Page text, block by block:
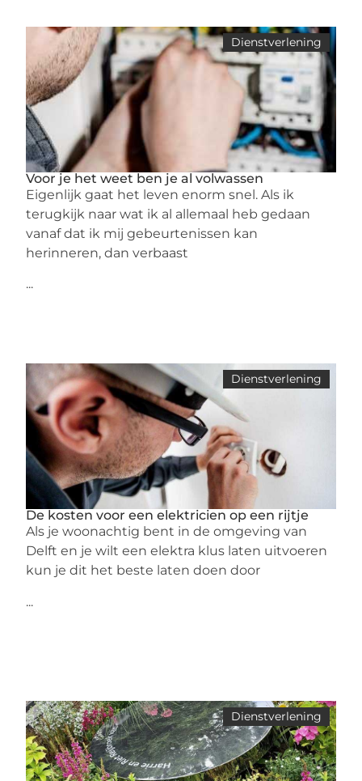
Dienstverlening
Voor je het weet ben je al volwassen
Eigenlijk gaat het leven enorm snel. Als ik
terugkijk naar wat ik al allemaal heb gedaan
vanaf dat ik mij gebeurtenissen kan
herinneren, dan verbaast
...
Dienstverlening
De kosten voor een elektricien op een rijtje
Als je woonachtig bent in de omgeving van
Delft en je wilt een elektra klus laten uitvoeren
kun je dit het beste laten doen door
...
Dienstverlening